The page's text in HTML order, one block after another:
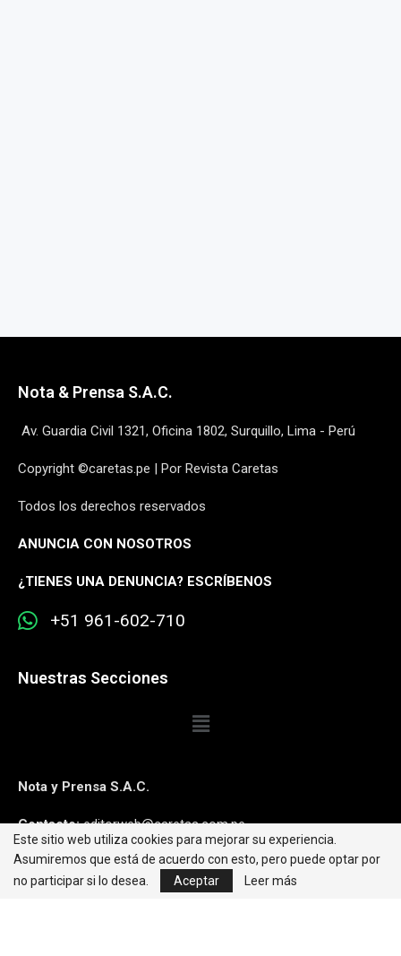
Nota & Prensa S.A.C.
Av. Guardia Civil 1321, Oficina 1802, Surquillo, Lima - Perú
Copyright ©caretas.pe | Por Revista Caretas
Todos los derechos reservados
ANUNCIA CON NOSOTROS
¿TIENES UNA DENUNCIA? ESCRÍBENOS
+51 961-602-710
Nuestras Secciones
Nota y Prensa S.A.C.
Contacto:editorweb@caretas.com.pe
Síguenos:
Este sitio web utiliza cookies para mejorar su experiencia.
Asumiremos que está de acuerdo con esto, pero puede optar por
no participar si lo desea.
Aceptar Leer más